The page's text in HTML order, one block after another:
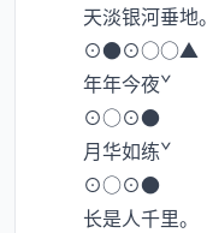
天淡银河垂地。
⊙●⊙○○▲
年年今夜ˇ
⊙○⊙●
月华如练ˇ
⊙○⊙●
长是人千里。